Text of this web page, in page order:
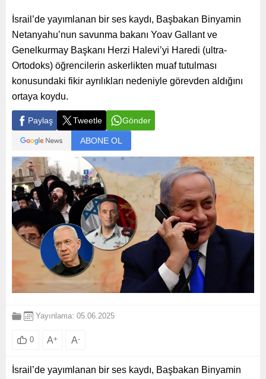
İsrail’de yayımlanan bir ses kaydı, Başbakan Binyamin
Netanyahu’nun savunma bakanı Yoav Gallant ve
Genelkurmay Başkanı Herzi Halevi’yi Haredi (ultra-
Ortodoks) öğrencilerin askerlikten muaf tutulması
konusundaki fikir ayrılıkları nedeniyle görevden aldığını
ortaya koydu.
Paylaş Tweetle Gönder
ABONE OL
Yayınlama: 05.06.2025
0 A+ A-
İsrail’de yayımlanan bir ses kaydı, Başbakan Binyamin